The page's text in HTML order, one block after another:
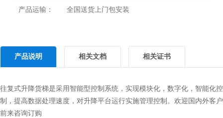
产品运输： 全国送货上门包安装
产品说明 相关文档 相关证书
往复式升降货梯是采用智能型控制系统，实现模块化，数字化，智能化控
制，提高数据处理速度，对升降平台运行实施管理控制。欢迎国内外客户
前来咨询订购